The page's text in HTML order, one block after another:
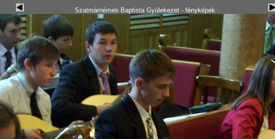
Szatmárnémeti Baptista Gyülekezet - fényképek